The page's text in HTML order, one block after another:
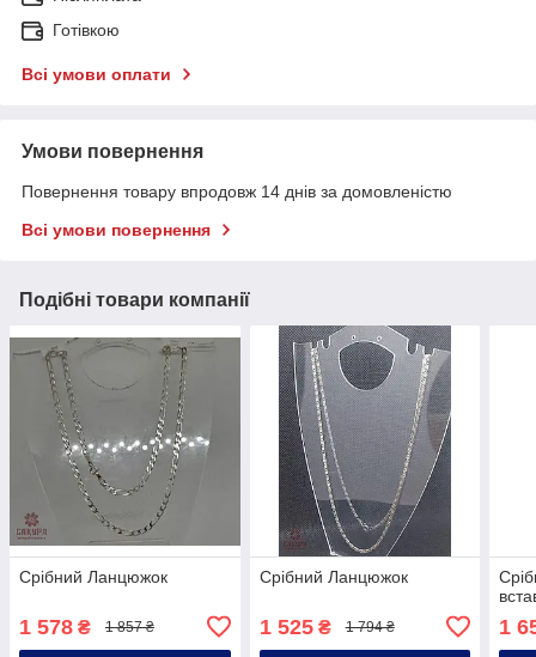
Готівкою
Всі умови оплати
Умови повернення
Повернення товару впродовж 14 днів за домовленістю
Всі умови повернення
Подібні товари компанії
Срібний Ланцюжок
1 578 ₴ 1 857 ₴
Срібний Ланцюжок
1 525₴ 1 794 ₴ 1